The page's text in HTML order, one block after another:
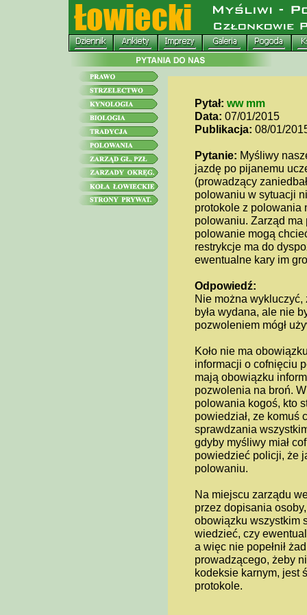
Pytał: ww mm
Data: 07/01/2015
Publikacja: 08/01/
Pytanie: Myśliwy
jazdę po pijanemu
(prowadzący
polowaniu w sytuacji
protokole z polowania
polowaniu. Zarząd
polowanie mogą
restrykcje ma do
ewentualne kary im
Odpowiedź:
Nie można
była wydana, ale nie
pozwoleniem mógł
Koło nie ma
informacji o cofnięciu
mają obowiązku
pozwolenia na broń.
polowania kogoś, kto
powiedział, ze komuś
sprawdzania
gdyby myśliwy miał
powiedzieć policji, że
polowaniu.
Na miejscu zarządu
przez dopisania
obowiązku wszystkim
wiedzieć, czy
a więc nie popełnił
prowadzącego, żeby
kodeksie karnym, jest
protokole.